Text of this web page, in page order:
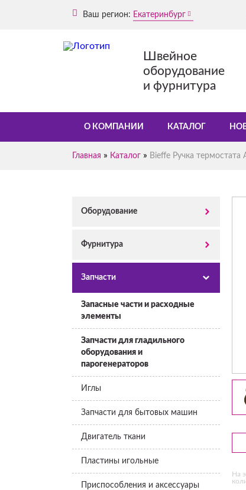
Ваш регион: Екатеринбург
Швейное
оборудование
и фурнитура
О КОМПАНИИ КАТАЛОГ
Главная » Каталог » Bieffe Ручка термостата
Оборудование
Фурнитура
Запчасти
Запасные части и расходные
элементы
Запчасти для гладильного
оборудования и
парогенераторов
Иглы
Запчасти для бытовых машин
Двигатель ткани
Пластины игольные
Приспособления и аксессуары
На